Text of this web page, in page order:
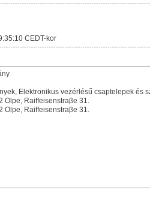
CEDT-kor
Elektronikus vezérlésű csaptelepek
Olpe, Raiffeisenstraβe 31.
Olpe, Raiffeisenstraβe 31.